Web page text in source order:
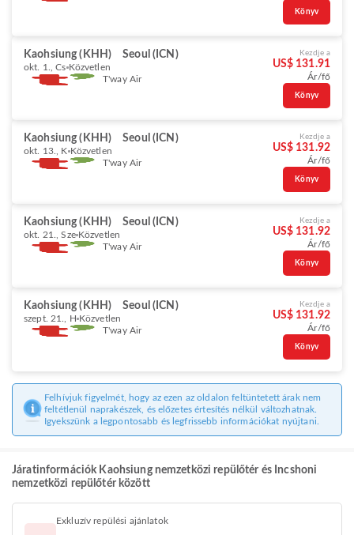
Könyv
Kaohsiung (KHH) Seoul (ICN)
okt. 1., Cs Közvetlen
T'way Air
Kezdje a
US$ 131.91
Ár/fő
Könyv
Kaohsiung (KHH) Seoul (ICN)
okt. 13., K Közvetlen
T'way Air
Kezdje a
US$ 131.92
Ár/fő
Könyv
Kaohsiung (KHH) Seoul (ICN)
okt. 21., Sze Közvetlen
T'way Air
Kezdje a
US$ 131.92
Ár/fő
Könyv
Kaohsiung (KHH) Seoul (ICN)
szept. 21., H Közvetlen
T'way Air
Kezdje a
US$ 131.92
Ár/fő
Könyv
Felhívjuk figyelmét, hogy az ezen az oldalon feltüntetett árak nem
feltétlenül naprakészek, és előzetes értesítés nélkül változhatnak.
Igyekszünk a legpontosabb és legfrissebb információkat nyújtani.
Járatinformációk Kaohsiung nemzetközi repülőtér és Incshoni
nemzetközi repülőtér között
Exkluzív repülési ajánlatok